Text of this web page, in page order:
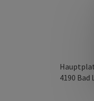
4190 Bad